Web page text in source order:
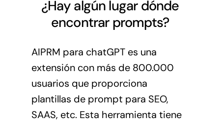
¿Hay algún lugar dónde
encontrar prompts?
AIPRM para chatGPT es una
extensión con más de 800.000
usuarios que proporciona
plantillas de prompt para SEO,
SAAS, etc. Esta herramienta tiene